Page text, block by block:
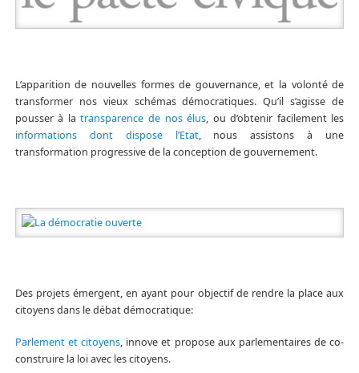
L’apparition de nouvelles formes de gouvernance, et la volonté de
transformer nos vieux schémas démocratiques. Qu’il s’agisse de
pousser à latransparence de nos élus, ou d’obtenir facilement les
informations dont dispose l’Etat, nous assistons à une
transformation progressive de la conception de gouvernement.
Des projets émergent, en ayant pour objectif de rendre la place aux
citoyens dans le débat démocratique:
Parlement et citoyens, innove et propose aux parlementaires de co-
construire la loi avec les citoyens.